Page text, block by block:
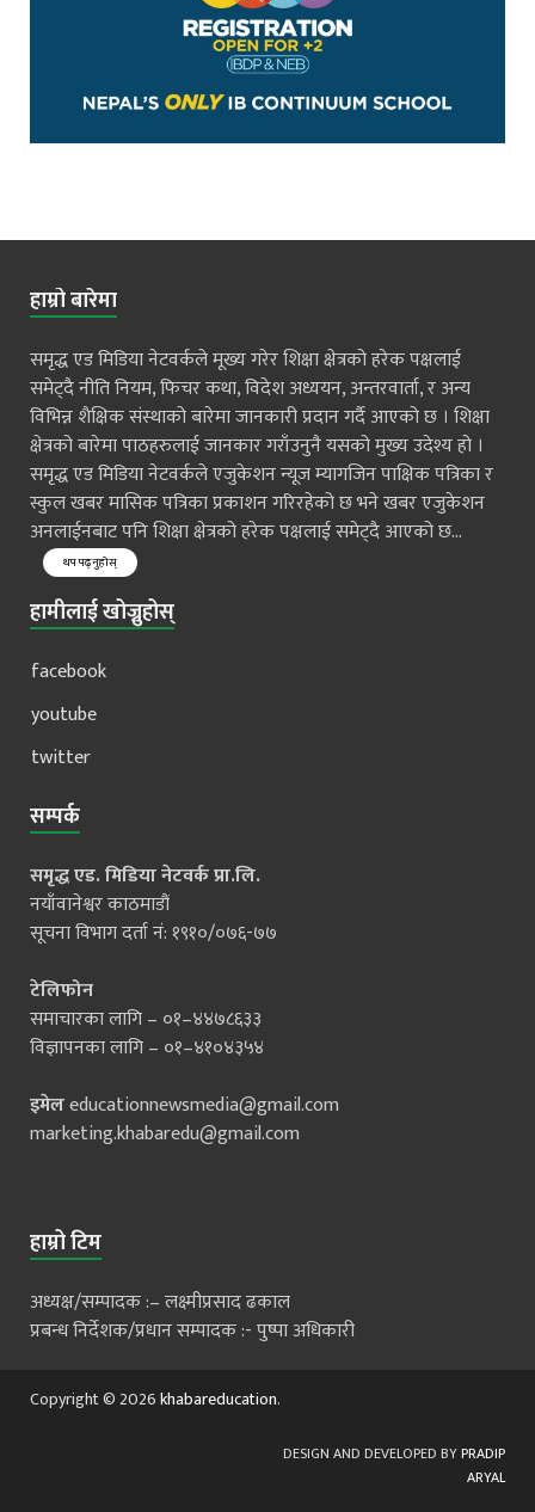
हाम्रो बारेमा
समृद्ध एड मिडिया नेटवर्कले मूख्य गरेर शिक्षा क्षेत्रको हरेक पक्षलाई
समेट्दै नीति नियम, फिचर कथा, विदेश अध्ययन, अन्तरवार्ता, र अन्य
विभिन्न शैक्षिक संस्थाको बारेमा जानकारी प्रदान गर्दै आएको छ । शिक्षा
क्षेत्रको बारेमा पाठहरुलाई जानकार गराँउनुनै यसको मुख्य उदेश्य हो ।
समृद्ध एड मिडिया नेटवर्कले एजुकेशन न्यूज म्यागजिन पाक्षिक पत्रिका र
स्कुल खबर मासिक पत्रिका प्रकाशन गरिरहेको छ भने खबर एजुकेशन
अनलाईनबाट पनि शिक्षा क्षेत्रको हरेक पक्षलाई समेट्दै आएको छ...
थप पढ्नुहोस्
हामीलाई खोज्नुहोस्
facebook
youtube
twitter
सम्पर्क
समृद्ध एड. मिडिया नेटवर्क प्रा.लि.
नयाँवानेश्वर काठमाडौं
सूचना विभाग दर्ता नं: १९१०/०७६-७७
टेलिफोन
समाचारका लागि – ०१–४४७८६३३
विज्ञापनका लागि – ०१–४१०४३५४
इमेलeducationnewsmedia@gmail.com
marketing.khabaredu@gmail.com
हाम्रो टिम
अध्यक्ष/सम्पादक :– लक्ष्मीप्रसाद ढकाल
प्रबन्ध निर्देशक/प्रधान सम्पादक :- पुष्पा अधिकारी
Copyright © 2026khabareducation.
DESIGN AND DEVELOPED BYPRADIP
ARYAL